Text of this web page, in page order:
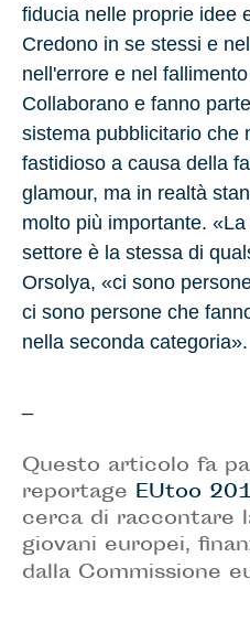
fiducia nelle proprie idee
Credono in se stessi e
nell'errore e nel
Collaborano e fanno
sistema pubblicitario che
fastidioso a causa della
glamour, ma in realtà
molto più importante.
settore è la stessa di
Orsolya, «ci sono
ci sono persone che
nella seconda categoria».
Questo articolo fa
reportage EUtoo
cerca di raccontare
giovani europei,
dalla Commissione